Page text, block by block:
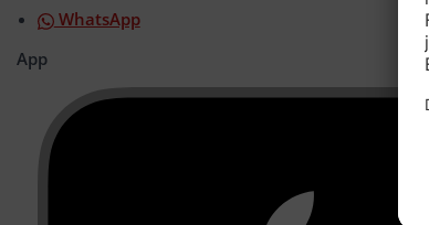
WhatsApp
App